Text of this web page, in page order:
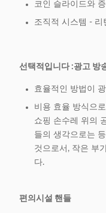
코인 슬라이드와
조직적 시스템 - 리
선택적입니다 :광고 방
효율적인 방법이
비용 효율 방식으
쇼핑 손수레 위의
들의 생각으로는
것으로서, 작은 부
다.
편의시설 핸들